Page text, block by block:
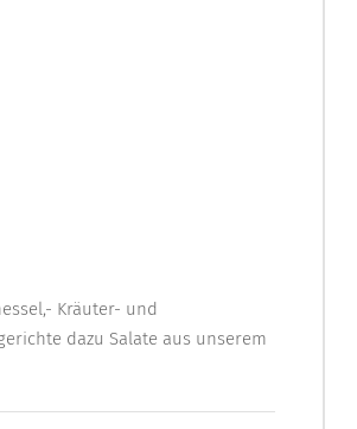
Kräuter- und
dazu Salate aus unserem